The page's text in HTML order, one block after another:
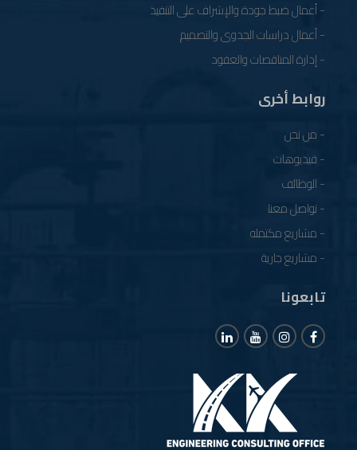
- أعمال ضبط جودة والإشراف على التنفيذ
- أعمال دراسات الجدوى والتصميم
- إدارة المناقصات والعقود
روابط أخرى
- من نحن
- فيديوهات
- الوظائف
- تواصل معنا
- مشاريع مكتمله
- مشاريع جارية
تابعونا